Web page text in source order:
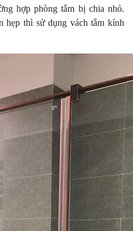
hợp phòng tắm bị chia nhỏ.
hẹp thì sử dụng vách tắm kính